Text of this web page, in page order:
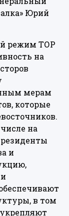
Юрий
режим ТОР
на
мерам
которые
на
и
в том